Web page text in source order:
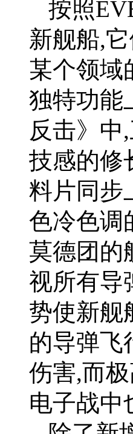
按照
新舰船,
某个领域
独特功能
反击》中
技感的修
料片同步
色冷色调
莫德团的
视所有导
势使新舰
的导弹飞
伤害,而
电子战中